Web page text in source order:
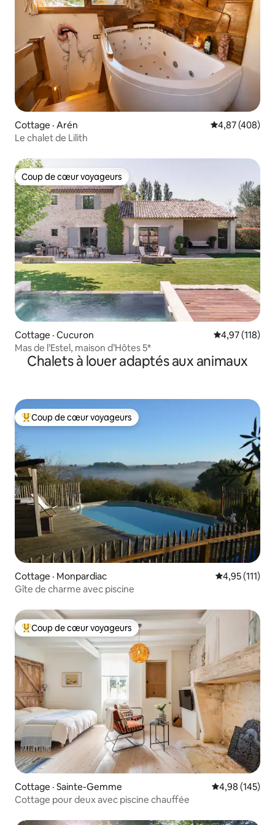
Cottage · Arén Note
4,87 (408)
Le chalet de Lilith
Coup de cœur voyageurs
Coup de cœur voyageurs
Cottage · Cucuron Note
4,97 (118)
Mas de l’Estel, maison d’Hôtes 5*
Chalets à louer adaptés aux animaux
Coup de cœur voyageurs parmi les plus aimés
Coup de cœur voyageurs
Cottage · Monpardiac Note
4,95 (111)
Gîte de charme avec piscine
Coup de cœur voyageurs parmi les plus aimés
Coup de cœur voyageurs
Cottage · Sainte-Gemme Note
4,98 (145)
Cottage pour deux avec piscine chauffée